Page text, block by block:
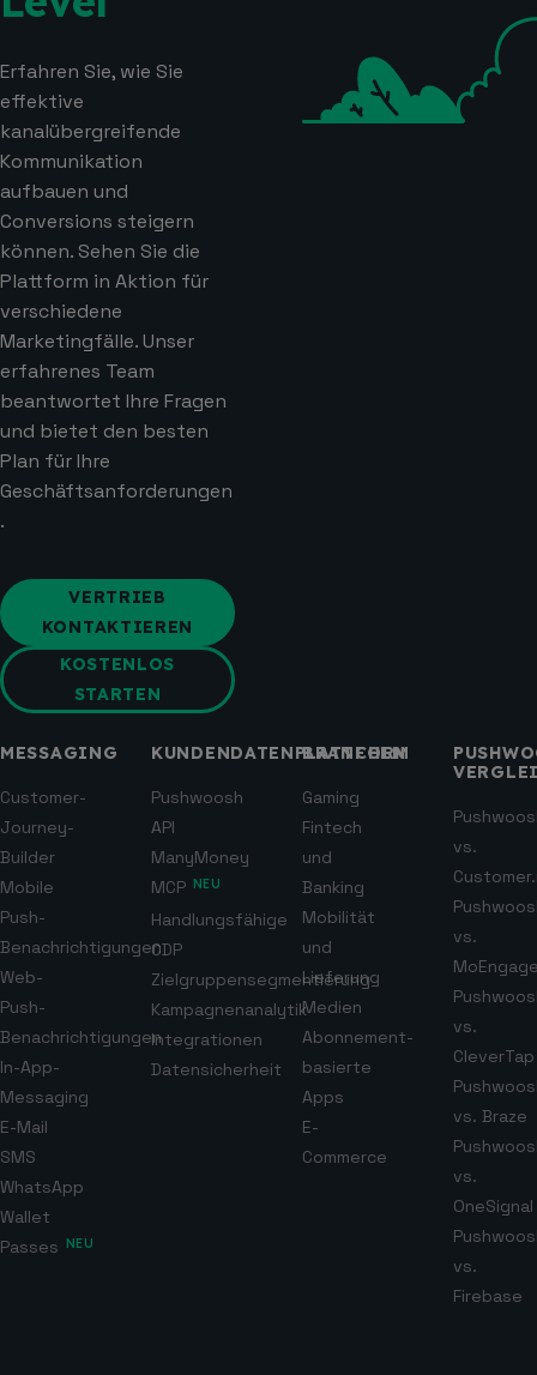
Erfahren Sie, wie Sie
effektive
kanalübergreifende
Kommunikation
aufbauen und
Conversions steigern
können. Sehen Sie die
Plattform in Aktion für
verschiedene
Marketingfälle. Unser
erfahrenes Team
beantwortet Ihre Fragen
und bietet den besten
Plan für Ihre
Geschäftsanforderungen
.
VERTRIEB
KONTAKTIEREN
KOSTENLOS
STARTEN
MESSAGING
Customer-
Journey-
Builder
Mobile
Push-
Benachrichtigungen
Web-
Push-
Benachrichtigungen
In-App-
Messaging
E-Mail
SMS
WhatsApp
Wallet
Passes
NEU
KUNDENDATENPLATTFORM
Pushwoosh
API
ManyMoney
MCP
NEU
Handlungsfähige
CDP
Zielgruppensegmentierung
Kampagnenanalytik
Integrationen
Datensicherheit
BRANCHEN
Gaming
Fintech
und
Banking
Mobilität
und
Lieferung
Medien
Abonnement-
basierte
Apps
E-
Commerce
vs.
vs.
vs.
CleverTap
vs. Braze
vs.
OneSignal
vs.
Firebase